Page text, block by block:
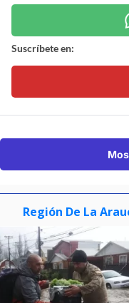
Suscríbete en:
Región De La